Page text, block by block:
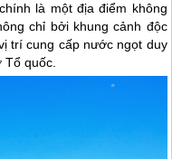
là một địa điểm không
chỉ bởi khung cảnh độc
trí cung cấp nước ngọt duy
quốc.